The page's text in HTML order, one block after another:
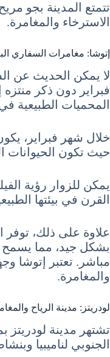
تتمتع المدينة بجو
الاسترخاء والمغامرة.
إتوشا: مغامرات السفاري
لا يمكن الحديث عن
فبراير دون ذكر
المحميات الطبيعية
خلال شهر فبراير،
حيث تكون الحيوانات
يمكن للزوار رؤية
القرن في بيئتها
علاوة على ذلك، توفر
بشكل جيد، مما يسمح
مباشر. تعتبر إتوشا
والمغامرة.
لودريتز: مدينة الرياح
تشتهر مدينة لودريتز
الجنوبي لناميبيا